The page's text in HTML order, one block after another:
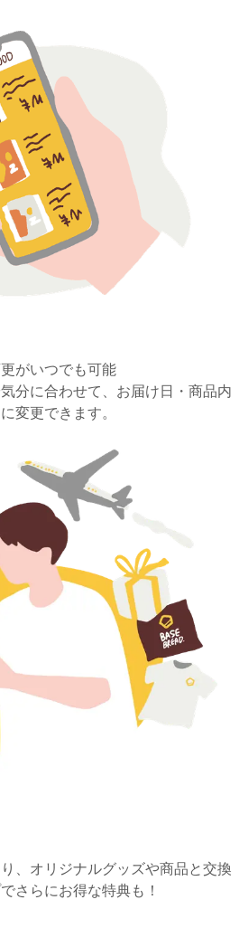
がいつでも可能
分に合わせて、お届け日・商品内
変更できます。
、オリジナルグッズや商品と交換
さらにお得な特典も！